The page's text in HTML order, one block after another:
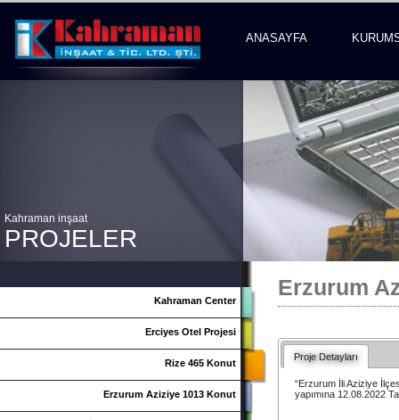
ANASAYFA
Kahraman inşaat
PROJELER
Kahraman Center
Erciyes Otel Projesi
Rize 465 Konut
Erzurum Aziziye 1013 Konut
Erzurum
Proje Detayları
“Erzurum İli Aziziye
yapımına 12.08.2022